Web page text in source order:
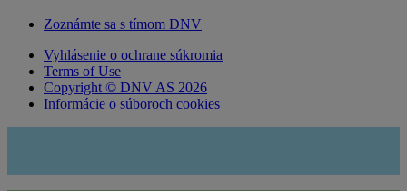
Zoznámte sa s tímom DNV
Vyhlásenie o ochrane súkromia
Terms of Use
Copyright © DNV AS 2026
Informácie o súboroch cookies